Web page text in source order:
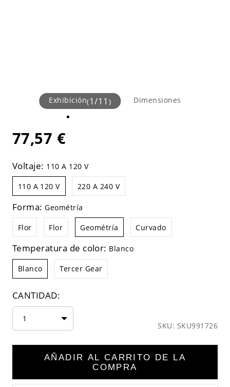
Exhibición(1/11 ) Dimensiones
77,57 €
Voltaje: 110 A 120 V
110 A 120 V 220 A 240 V
Forma:Geométría
Flor Flor Geométría Curvado
Temperatura de color: Blanco
Blanco Tercer Gear
CANTIDAD:
1
SKU: SKU991726
AÑADIR AL CARRITO DE LA
COMPRA